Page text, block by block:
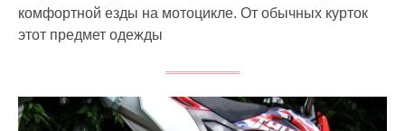
комфортной езды на мотоцикле. От обычных курток
этот предмет одежды